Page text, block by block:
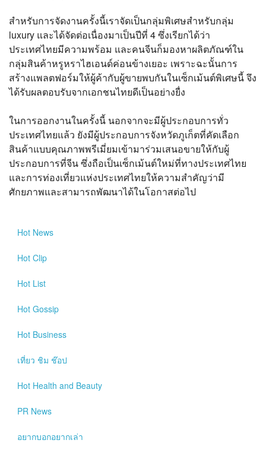
สำหรับการจัดงานครั้งนี้เราจัดเป็นกลุ่มพิเศษสำหรับกลุ่ม
luxury และได้จัดต่อเนื่องมาเป็นปีที่ 4 ซึ่งเรียกได้ว่า
ประเทศไทยมีความพร้อม และคนจีนก็มองหาผลิตภัณฑ์ใน
กลุ่มสินค้าหรูหราไฮเอนด์ค่อนข้างเยอะ เพราะฉะนั้นการ
สร้างแพลตฟอร์มให้ผู้ค้ากับผู้ขายพบกันในเซ็กเม้นต์พิเศษนี้ จึง
ได้รับผลตอบรับจากเอกชนไทยดีเป็นอย่างยื่ง
ในการออกงานในครั้งนี้ นอกจากจะมีผู้ประกอบการทั่ว
ประเทศไทยแล้ว ยังมีผู้ประกอบการจังหวัดภูเก็ตที่คัดเลือก
สินค้าแบบคุณภาพพรีเมี่ยมเข้ามาร่วมเสนอขายให้กับผู้
ประกอบการที่จีน ซึ่งถือเป็นเซ็กเม้นต์ใหม่ที่ทางประเทศไทย
และการท่องเที่ยวแห่งประเทศไทยให้ความสำคัญว่ามี
ศักยภาพและสามารถพัฒนาได้ในโอกาสต่อไป
Hot News
Hot Clip
Hot List
Hot Gossip
Hot Business
เที่ยว ชิม ช๊อป
Hot Health and Beauty
PR News
อยากบอกอยากเล่า